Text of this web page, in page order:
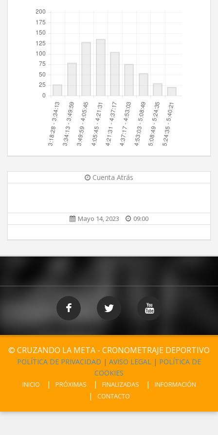
Cuenta Atrás
Mayo 14, 2023 09:00
© CRUZANDO LA META - CRONOMETRAJE DEPORTIVO
POLÍTICA DE PRIVACIDAD | AVISO LEGAL | POLÍTICA DE
COOKIES
INICIO PRÓXIMAS FINALIZADAS
INFORMACIÓN
CONTACTO